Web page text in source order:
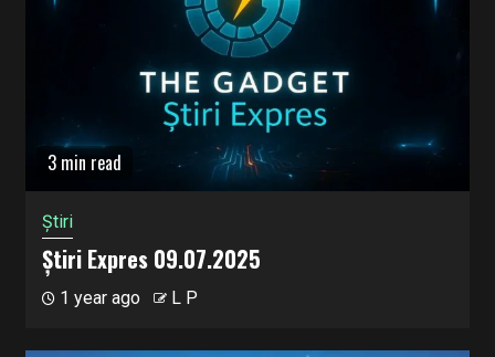
3 min read
Știri
Știri Expres 09.07.2025
1 year ago L P